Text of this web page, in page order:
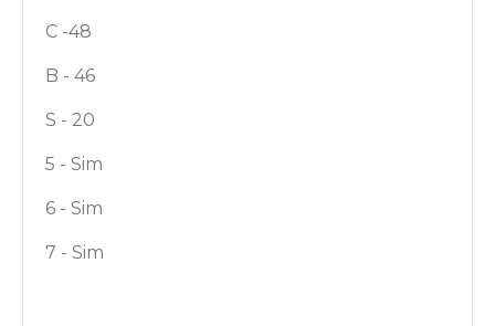
C -48
B - 46
S - 20
5 - Sim
6 - Sim
7 - Sim